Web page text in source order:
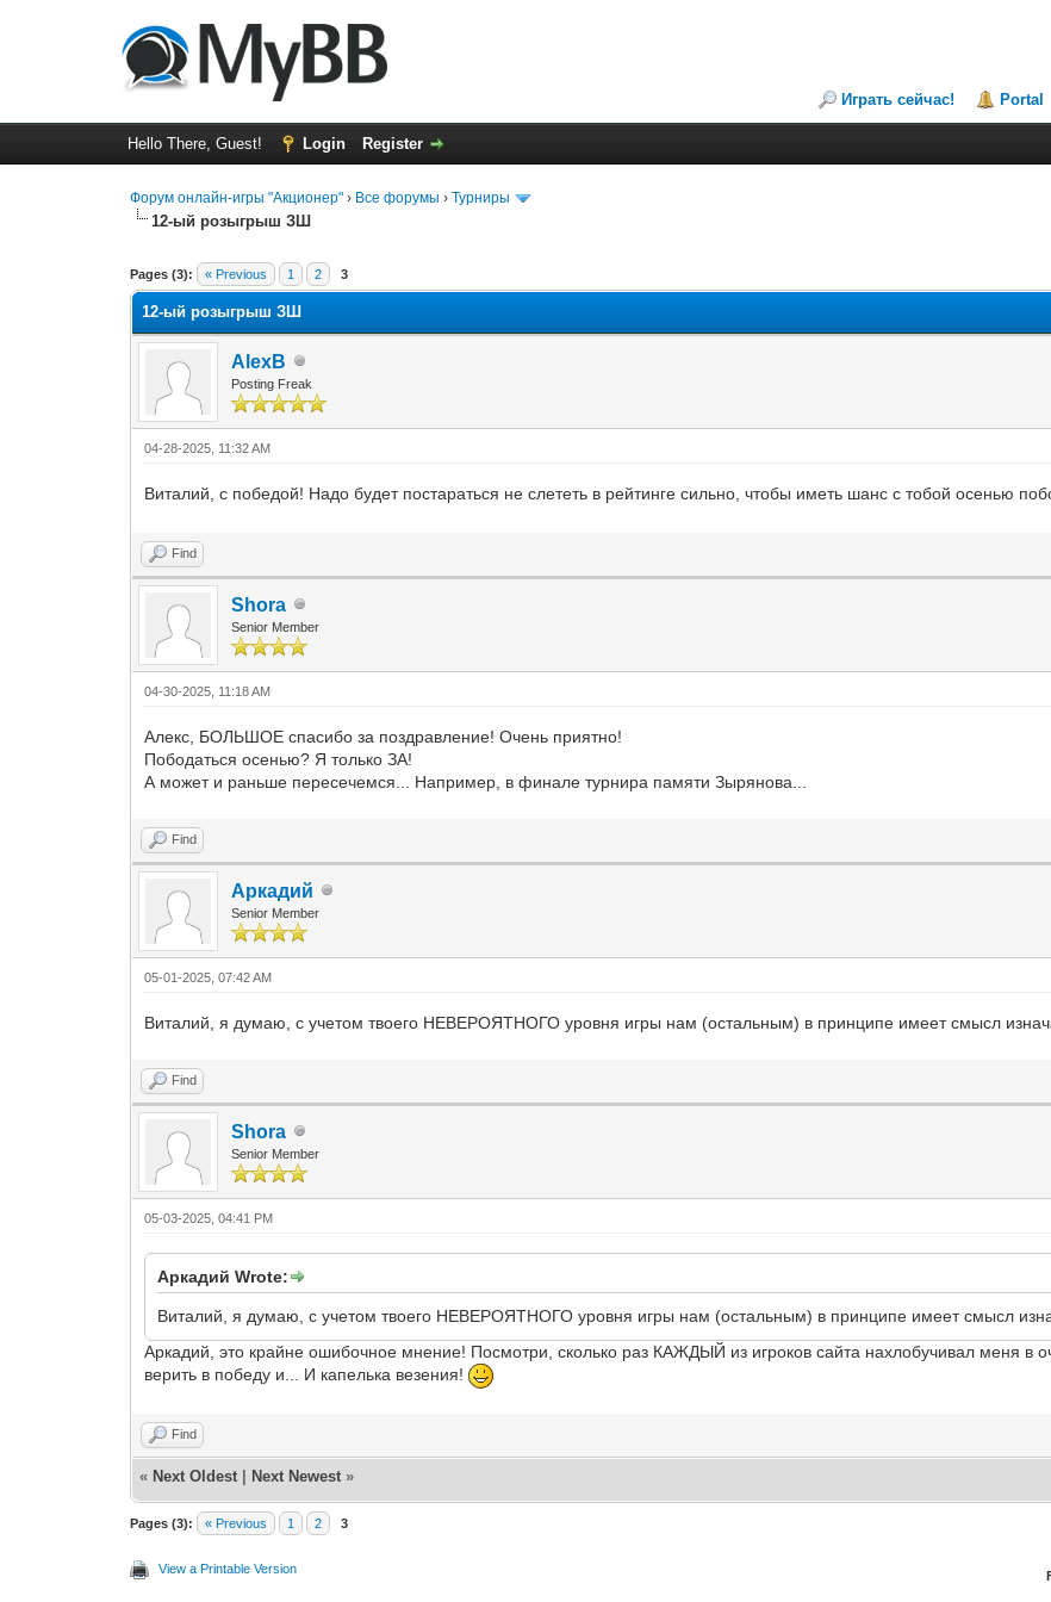
Играть сейчас! Portal
Hello There, Guest! Login Register
Форум онлайн-игры "Акционер" › Все форумы ›Турниры
12-ый розыгрыш ЗШ
Pages (3): « Previous 1 2 3
0 Vote(s) - 0 Average
1
2
3
4
5
12-ый розыгрыш ЗШ
AlexB
Posting Freak
04-28-2025, 11:32 AM
Виталий, с победой! Надо будет постараться не слететь в рейтинге сильно, чтобы иметь шанс с тобой осенью
Find
Shora
Senior Member
04-30-2025, 11:18 AM
Алекс, БОЛЬШОЕ спасибо за поздравление! Очень приятно!
Пободаться осенью? Я только ЗА!
А может и раньше пересечемся... Например, в финале турнира памяти Зырянова...
Find
Аркадий
Senior Member
05-01-2025, 07:42 AM
Виталий, я думаю, с учетом твоего НЕВЕРОЯТНОГО уровня игры нам (остальным) в принципе имеет смысл
Find
Shora
Senior Member
05-03-2025, 04:41 PM
Аркадий Wrote:
Виталий, я думаю, с учетом твоего НЕВЕРОЯТНОГО уровня игры нам (остальным) в принципе имеет смысл
Аркадий, это крайне ошибочное мнение! Посмотри, сколько раз КАЖДЫЙ из игроков сайта нахлобучивал меня в
верить в победу и... И капелька везения!
Find
« Next Oldest Next Newest »
Pages (3): « Previous 1 2 3
View a Printable Version